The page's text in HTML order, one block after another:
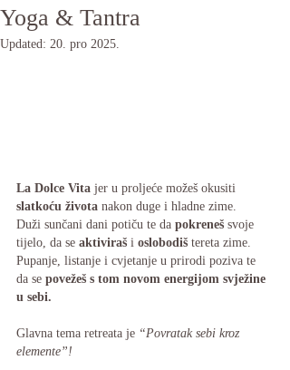
Yoga & Tantra
Updated: 20. pro 2025.
La Dolce Vita jer u proljeće možeš okusiti
slatkoću života nakon duge i hladne zime.
Duži sunčani dani potiču te da pokreneš svoje
tijelo, da se aktiviraš i oslobodiš tereta zime.
Pupanje, listanje i cvjetanje u prirodi poziva te
da se povežeš s tom novom energijom svježine
u sebi.
Glavna tema retreata je “Povratak sebi kroz
elemente”!